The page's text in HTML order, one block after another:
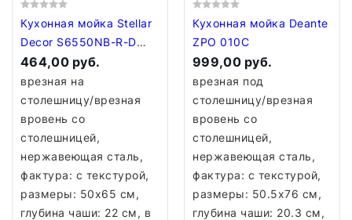
Кухонная мойка Stellar
Decor S6550NB-R-D
(нано черный)
464,00 руб.
врезная на
столешницу/врезная
вровень со
столешницей,
нержавеющая сталь,
фактура: с текстурой,
размеры: 50x65 см,
глубина чаши: 22 см, в
Кухонная мойка Deante
ZPO 010C
999,00 руб.
врезная под
столешницу/врезная
вровень со
столешницей,
нержавеющая сталь,
фактура: с текстурой,
размеры: 50.5x76 см,
глубина чаши: 20.3 см,